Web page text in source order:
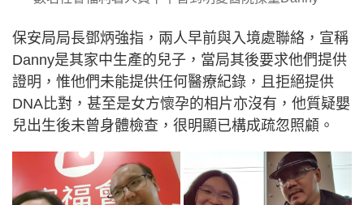
保安局局長鄧炳強指，兩人早前與入境處聯絡，宣稱
Danny是其家中生產的兒子，當局其後要求他們提供
證明，惟他們未能提供任何醫療紀錄，且拒絕提供
DNA比對，甚至是女方懷孕的相片亦沒有，他質疑嬰
兒出生後未曾身體檢查，很明顯已構成疏忽照顧。